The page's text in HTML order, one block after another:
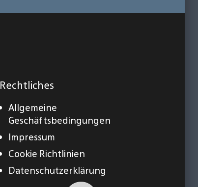
Rechtliches
Allgemeine
Geschäftsbedingungen
Impressum
Cookie Richtlinien
Datenschutzerklärung